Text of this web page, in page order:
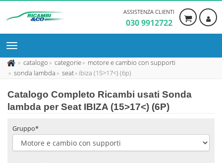
ASSISTENZA CLIENTI
030 9912722
catalogo categorie
motore e cambio con supporti
sonda lambda
seat ibiza (15>17<) (6p)
Catalogo Completo Ricambi usati Sonda
lambda per Seat IBIZA (15>17<) (6P)
Gruppo*